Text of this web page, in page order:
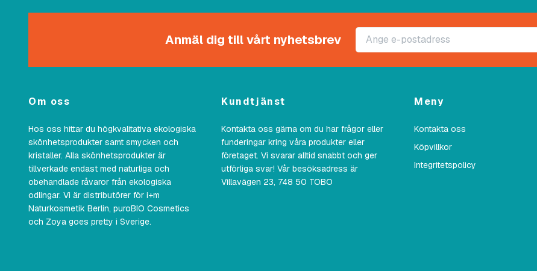
Anmäl dig till vårt nyhetsbrev
Om oss
Hos oss hittar du högkvalitativa ekologiska
skönhetsprodukter samt smycken och
kristaller. Alla skönhetsprodukter är
tillverkade endast med naturliga och
obehandlade råvaror från ekologiska
odlingar. Vi är distributörer för i+m
Naturkosmetik Berlin, puroBIO Cosmetics
och Zoya goes pretty i Sverige.
Kundtjänst
Kontakta oss gärna om du har frågor eller
funderingar kring våra produkter eller
företaget. Vi svarar alltid snabbt och ger
utförliga svar! Vår besöksadress är
Villavägen 23, 748 50 TOBO
Meny
Kontakta oss
Köpvillkor
Integritetspolicy